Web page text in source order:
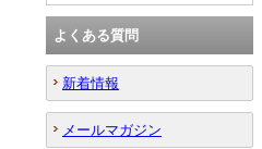
よくある質問
新着情報
メールマガジン